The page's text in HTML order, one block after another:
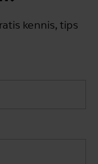
kennis, tips